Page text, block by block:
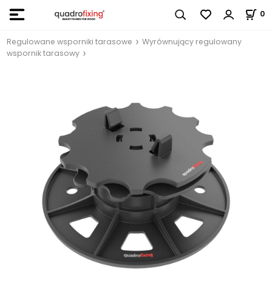
0
Regulowane wsporniki tarasowe
Wyrównujący regulowany
wspornik tarasowy